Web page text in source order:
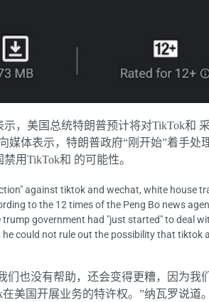
，美国总统特朗普预计将对TikTok和
媒体表示，特朗普政府“刚开始”着手处
用TikTok和 的可能性。
against tiktok and wechat, white house
to the 12 times of the Peng Bo news
government had "just started" to deal
could not rule out the possibility that tiktok
们也没有帮助，还会变得更糟，因为我
美国开展业务的特许权。”纳瓦罗说道。